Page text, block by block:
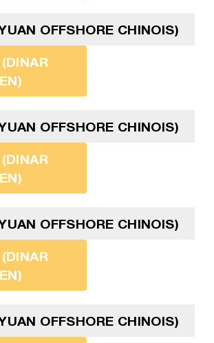
OFFSHORE CHINOIS)
OFFSHORE CHINOIS)
OFFSHORE CHINOIS)
OFFSHORE CHINOIS)